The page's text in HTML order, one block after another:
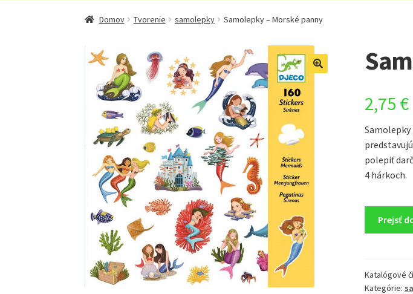
Domovská stránka Kontakt Ukážka strany
Domov Tvorenie samolepky Samolepky – Morské panny
2,75 €
Samolepky
polepiť
4 hárkoch.
Prejsť
Katalógové
Kategórie: